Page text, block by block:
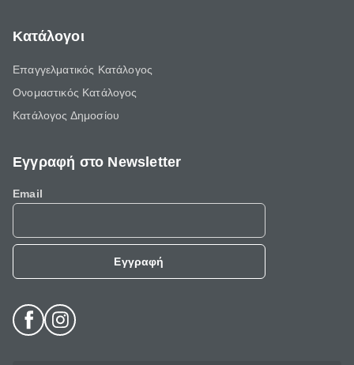
Κατάλογοι
Επαγγελματικός Κατάλογος
Ονομαστικός Κατάλογος
Κατάλογος Δημοσίου
Εγγραφή στο Newsletter
Email
Εγγραφή